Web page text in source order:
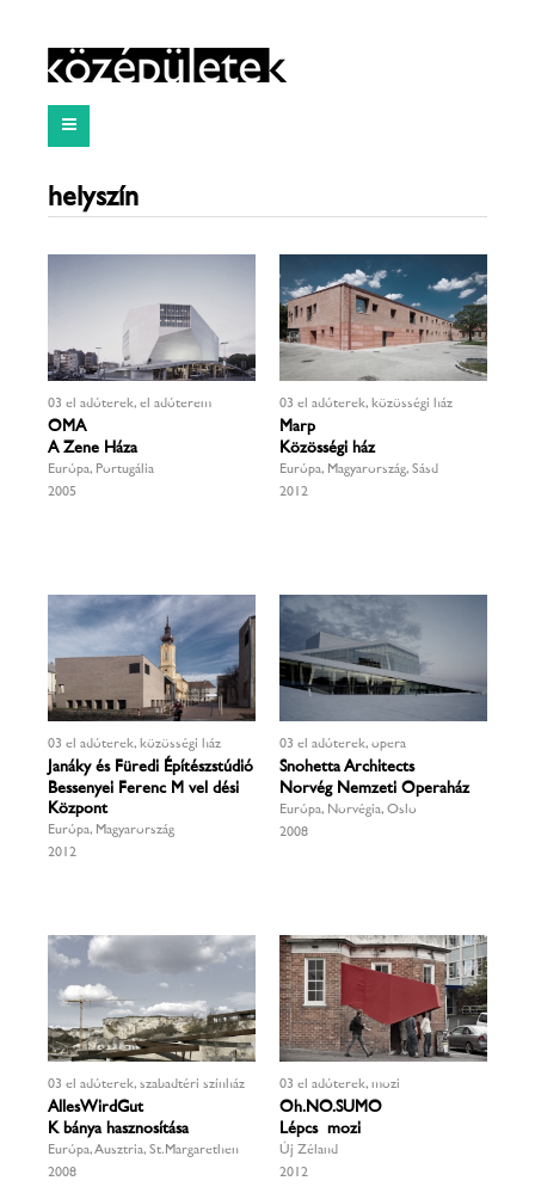
helyszín
03 előadóterek, előadóterem
OMA
A Zene Háza
Európa, Portugália
2005
03 előadóterek, közösségi ház
Marp
Közösségi ház
Európa, Magyarország, Sásd
2012
03 előadóterek, közösségi ház
Janáky és Füredi Építészstúdió
Bessenyei Ferenc Művelődési
Központ
Európa, Magyarország
2012
03 előadóterek, opera
Snohetta Architects
Norvég Nemzeti Operaház
Európa, Norvégia, Oslo
2008
03 előadóterek, szabadtéri színház
AllesWirdGut
Kőbánya hasznosítása
Európa, Ausztria, St.Margarethen
2008
03 előadóterek, mozi
Oh.NO.SUMO
Lépcső mozi
Új Zéland
2012